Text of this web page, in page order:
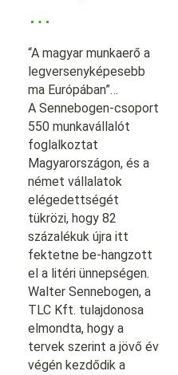
…
“A magyar munkaerő a
legversenyképesebb
ma Európában”…
A Sennebogen-csoport
550 munkavállalót
foglalkoztat
Magyarországon, és a
német vállalatok
elégedettségét
tükrözi, hogy 82
százalékuk újra itt
fektetne be-hangzott
el a litéri ünnepségen.
Walter Sennebogen, a
TLC Kft. tulajdonosa
elmondta, hogy a
tervek szerint a jövő év
végén kezdődik a